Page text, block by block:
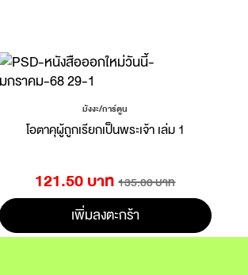
มังงะ/การ์ตูน
โอตาคุผู้ถูกเรียกเป็นพระเจ้า เล่ม 1
121.50 บาท 135.00 บาท
เพิ่มลงตะกร้า